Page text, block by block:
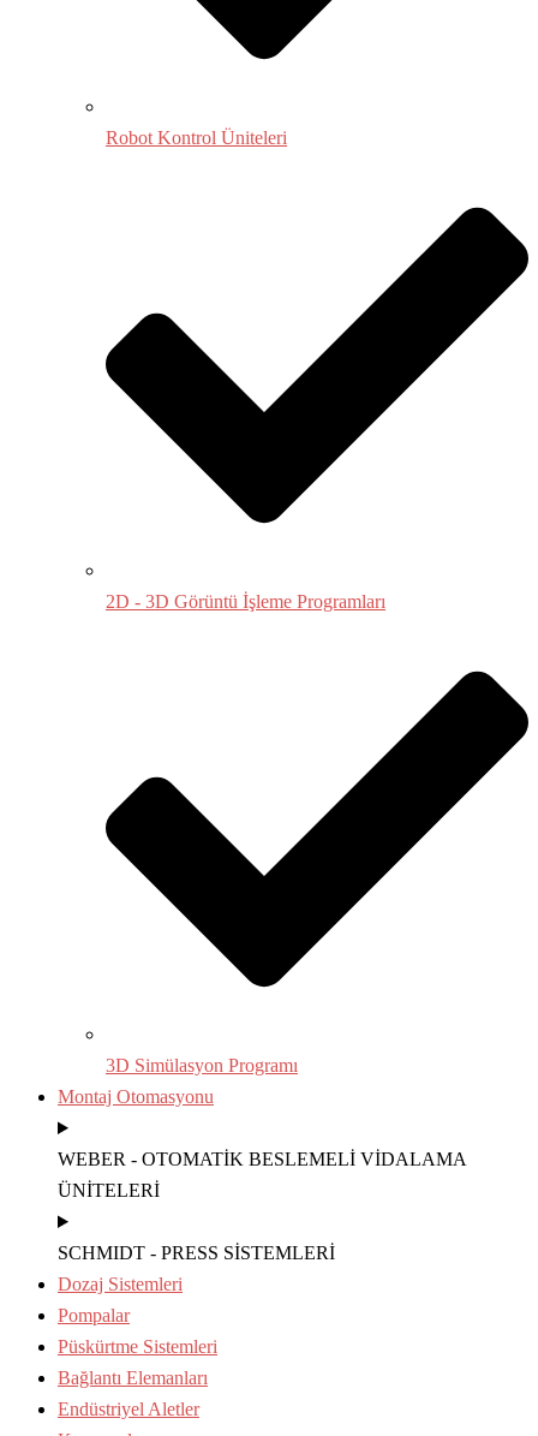
Robot Kontrol Üniteleri
2D - 3D Görüntü İşleme Programları
3D Simülasyon Programı
Montaj Otomasyonu
WEBER - OTOMATİK BESLEMELİ VİDALAMA
ÜNİTELERİ
SCHMIDT - PRESS SİSTEMLERİ
Dozaj Sistemleri
Pompalar
Püskürtme Sistemleri
Bağlantı Elemanları
Endüstriyel Aletler